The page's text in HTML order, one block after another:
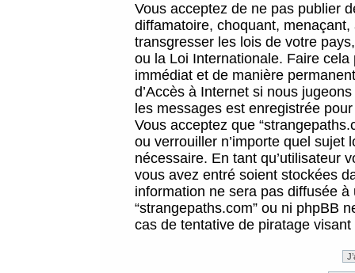
Vous acceptez de ne pas publier
diffamatoire, choquant,
transgresser les lois de votre
ou la Loi Internationale. Faire
immédiat et de manière
d’Accès à Internet si nous
les messages est enregistrée
Vous acceptez que
ou verrouiller n’importe quel sujet
nécessaire. En tant qu’utilisateur
vous avez entré soient stockées
information ne sera pas diffusée
“strangepaths.com” ou ni phpBB
cas de tentative de piratage